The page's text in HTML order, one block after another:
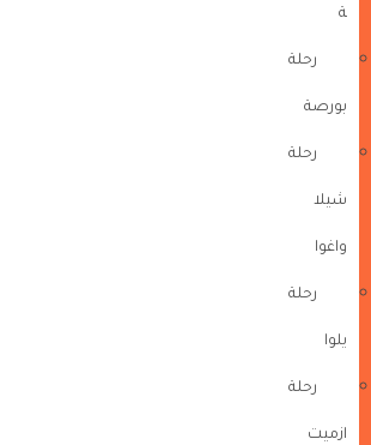
ة
رحلة
بورصة
رحلة
شيلا
واغوا
رحلة
يلوا
رحلة
ازميت